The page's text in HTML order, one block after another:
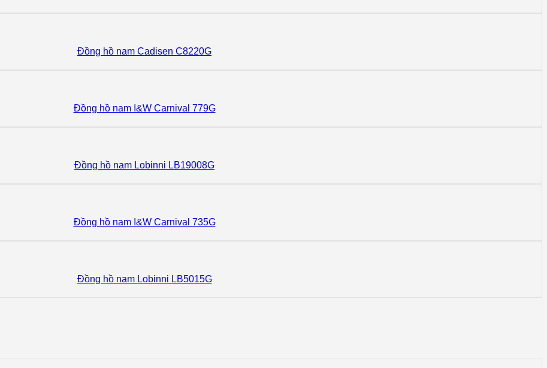
Đồng hồ nam Cadisen C8220G
Đồng hồ nam I&W Carnival 779G
Đồng hồ nam Lobinni LB19008G
Đồng hồ nam I&W Carnival 735G
Đồng hồ nam Lobinni LB5015G